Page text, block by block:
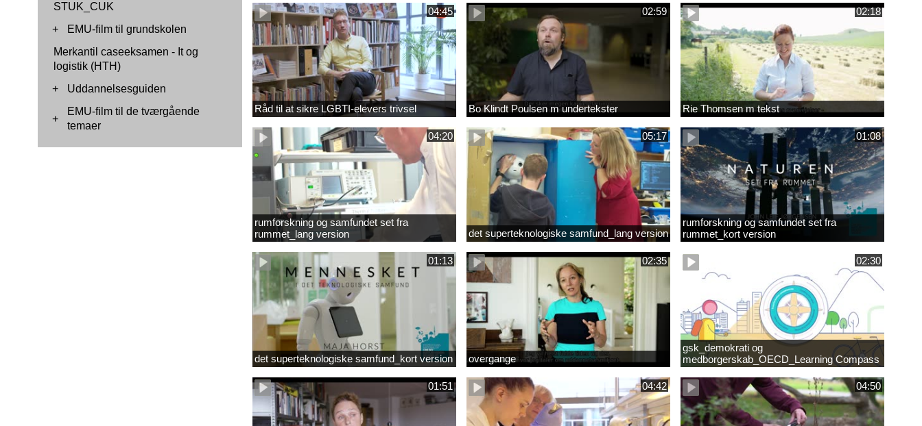
STUK_CUK
+
EMU-film til grundskolen
Merkantil caseeksamen - It og
logistik (HTH)
+
Uddannelsesguiden
+
EMU-film til de tværgående
temaer
04:45
Råd til at sikre LGBTI-elevers trivsel
02:59
Bo Klindt Poulsen m undertekster
02:18
Rie Thomsen m tekst
04:20
rumforskning og samfundet set fra
rummet_lang version
05:17
det superteknologiske samfund_lang version
01:08
rumforskning og samfundet set fra
rummet_kort version
01:13
det superteknologiske samfund_kort version
02:35
overgange
02:30
gsk_demokrati og
medborgerskab_OECD_Learning Compass
2030
01:51
04:42 04:50